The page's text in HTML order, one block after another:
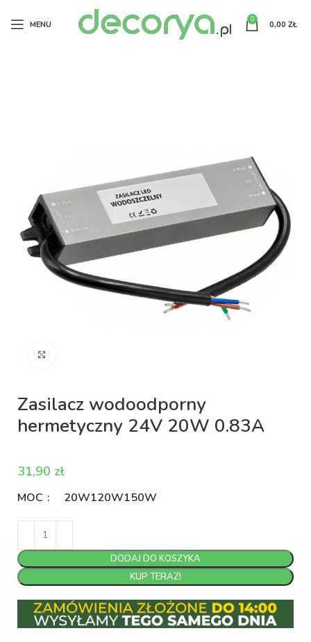
MENU
0
0,00 ZŁ
Zasilacz wodoodporny
hermetyczny 24V 20W 0.83A
zł
MOC 20W120W150W
DODAJ DO KOSZYKA
KUP TERAZ!